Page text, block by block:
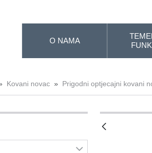
O NAMA
Kovani novac » Prigodni optjecajni kovani